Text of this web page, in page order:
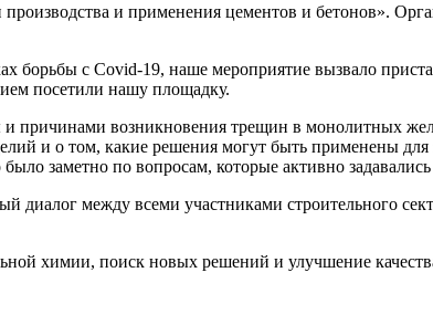
и применения цементов и бетонов».
борьбы с Covid-19, наше мероприятие вызвало
посетили нашу площадку.
возникновения трещин в монолитных
и о том, какие решения могут быть применены
заметно по вопросам, которые активно
между всеми участниками строительного
химии, поиск новых решений и улучшение